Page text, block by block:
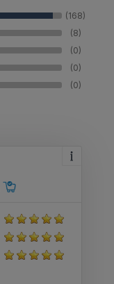
(168)
(8)
(0)
(0)
(0)